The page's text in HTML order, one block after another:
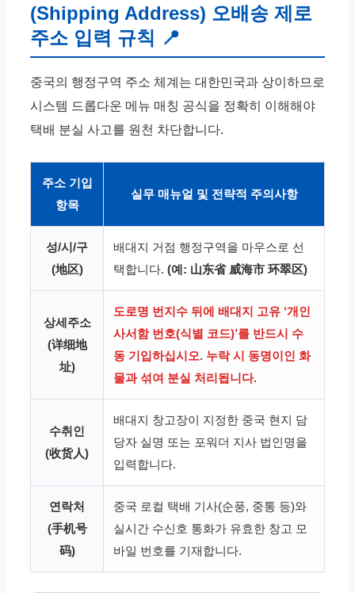
(Shipping Address) 오배송 제로
주소 입력 규칙 📍
중국의 행정구역 주소 체계는 대한민국과 상이하므로
시스템 드롭다운 메뉴 매칭 공식을 정확히 이해해야
택배 분실 사고를 원천 차단합니다.
주소 기입
항목
실무 매뉴얼 및 전략적 주의사항
성/시/구
(地区)
배대지 거점 행정구역을 마우스로 선
택합니다. (예: 山东省 威海市 环翠区)
상세주소
(详细地
址)
도로명 번지수 뒤에 배대지 고유 ‘개인
사서함 번호(식별 코드)’를 반드시 수
동 기입하십시오. 누락 시 동명이인 화
물과 섞여 분실 처리됩니다.
수취인
(收货人)
배대지 창고장이 지정한 중국 현지 담
당자 실명 또는 포워더 지사 법인명을
입력합니다.
연락처
(手机号
码)
중국 로컬 택배 기사(순풍, 중통 등)와
실시간 수신호 통화가 유효한 창고 모
바일 번호를 기재합니다.